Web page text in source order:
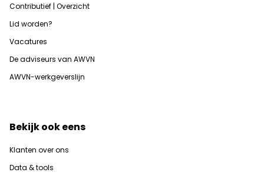
Contributief | Overzicht
Lid worden?
Vacatures
De adviseurs van AWVN
AWVN-werkgeverslijn
Bekijk ook eens
Klanten over ons
Data & tools